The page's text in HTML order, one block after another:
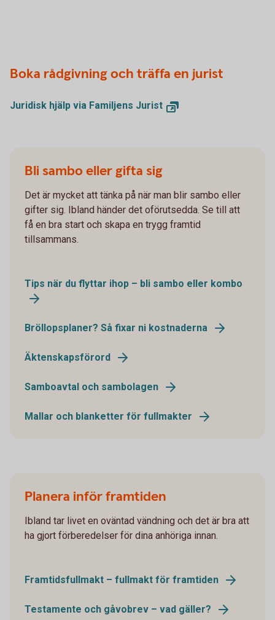
Boka rådgivning och träffa en jurist
Juridisk hjälp via Familjens Jurist
Bli sambo eller gifta sig
Det är mycket att tänka på när man blir sambo eller
gifter sig. Ibland händer det oförutsedda. Se till att
få en bra start och skapa en trygg framtid
tillsammans.
Tips när du flyttar ihop – bli sambo eller kombo
Bröllopsplaner? Så fixar ni kostnaderna
Äktenskapsförord
Samboavtal och sambolagen
Mallar och blanketter för fullmakter
Planera inför framtiden
Ibland tar livet en oväntad vändning och det är bra att
ha gjort förberedelser för dina anhöriga innan.
Framtidsfullmakt – fullmakt för framtiden
Testamente och gåvobrev – vad gäller?